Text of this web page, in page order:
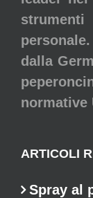
dalla
normative
ARTICOLI
Spray al